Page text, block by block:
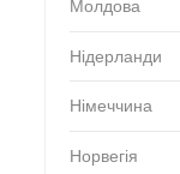
Молдова
Нідерланди
Німеччина
Норвегія